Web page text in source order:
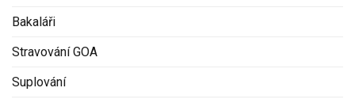
Bakaláři
Stravování GOA
Suplování